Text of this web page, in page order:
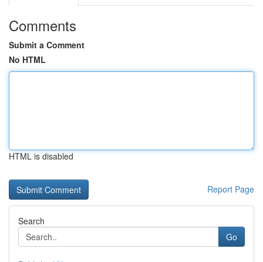
Comments
Submit a Comment
No HTML
HTML is disabled
Report Page
Search
Go